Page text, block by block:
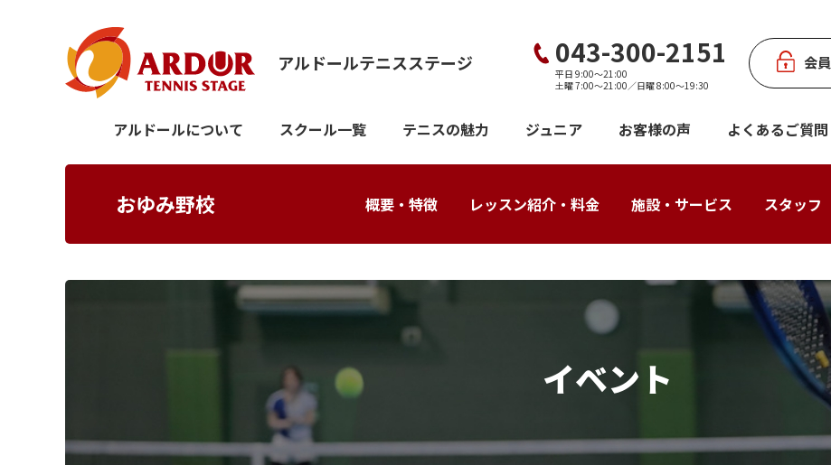
アルドールテニスステージ 043-300-2151
平日 9:00～21:00
土曜 7:00～21:00／日曜 8:00～19:30
会員
概要・特徴 レッスン紹介・料金 施設・サービス スタッフ
アルドールについて スクール一覧 テニスの魅力 ジュニア お客様の声 よくあるご質問
おゆみ野校
イベント